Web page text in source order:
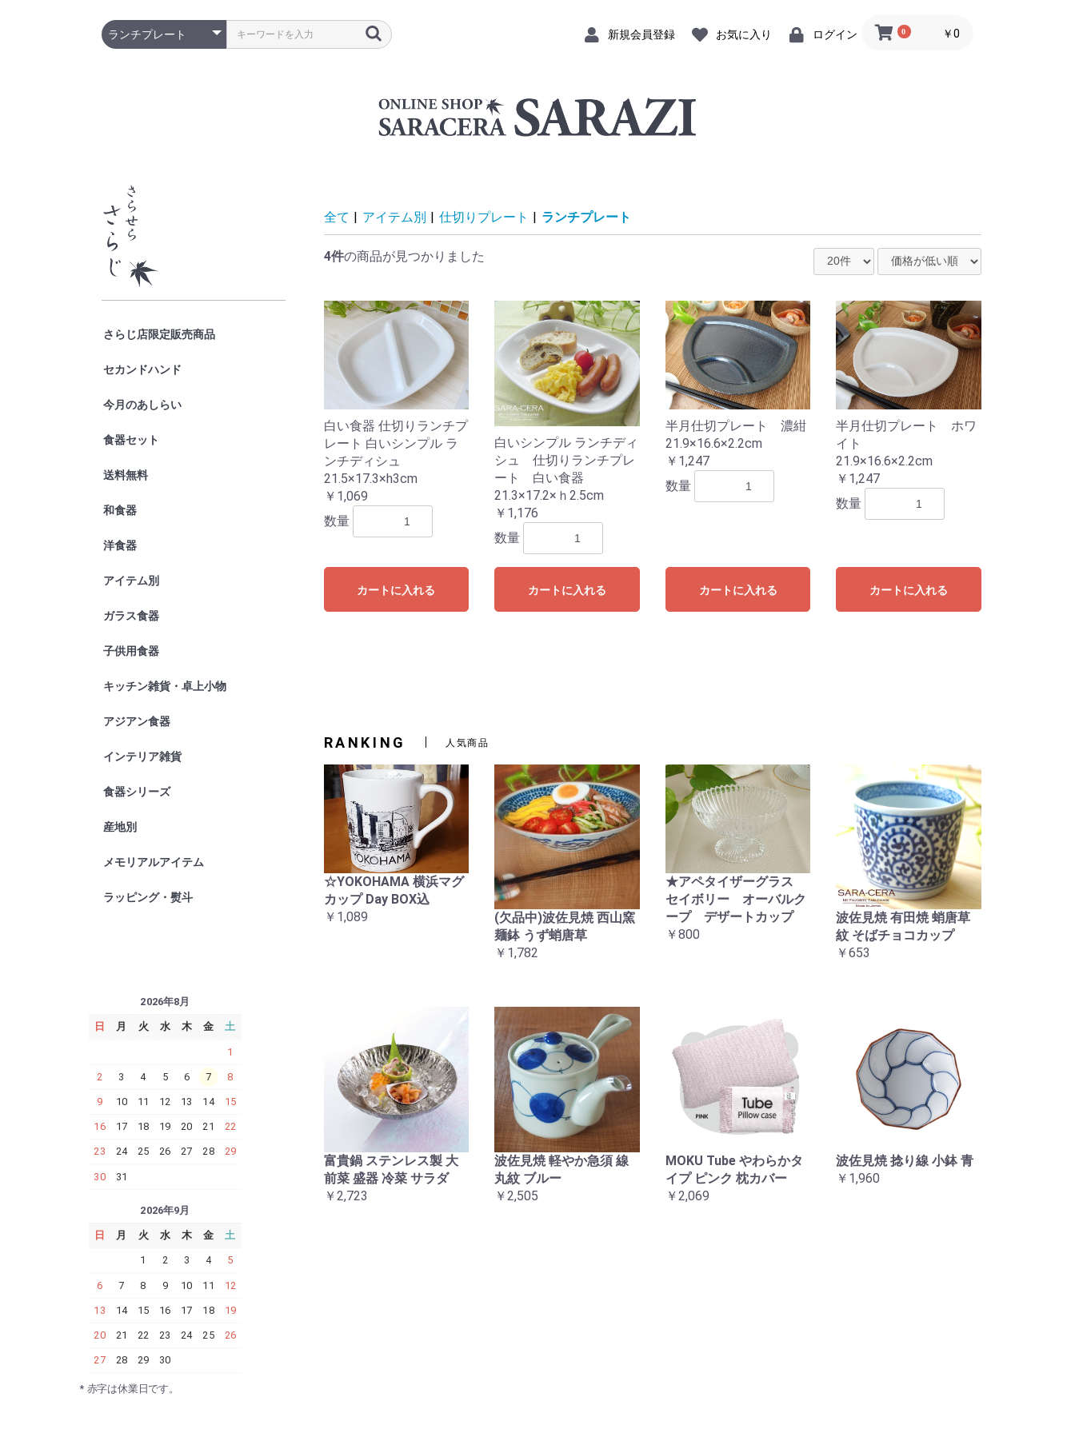
新規会員登録 お気に入り ログイン 0 ￥0
さらじ店限定販売商品
セカンドハンド
今月のあしらい
食器セット
送料無料
和食器 小皿
中皿
大皿
小鉢
中鉢
大鉢
洋食器 小皿
中皿
大皿
小
中
大
アイテム別
ガラス食器 グラス・タンブラー
ワイングラス
鉢・ボール
カフェアイテム
卓上小物
ギフト
子供用食器
キッチン雑貨・卓上小物
アジアン食器
インテリア雑貨
食器シリーズ TUBEシリーズ
94シリーズ
ジェノバ
オーランド
藍ブルーロマンス
しのぎかすみ
産地別 波佐見焼
琉球ガラス
メモリアルアイテム
ラッピング・熨斗
2026年8月
日 月 火 水 木 金 土
1
2 3 4 5 6 7 8
9 10 11 12 13 14 15
16 17 18 19 20 21 22
23 24 25 26 27 28 29
30 31
2026年9月
日 月 火 水 木 金 土
1 2 3 4 5
6 7 8 9 10 11 12
13 14 15 16 17 18 19
20 21 22 23 24 25 26
27 28 29 30
* 赤字は休業日です。
全て | アイテム別 | 仕切りプレート | ランチプレート
4件の商品が見つかりました
白い食器 仕切りランチプ
レート 白いシンプル ラ
ンチディシュ
21.5×17.3×h3cm
￥1,069
数量
カートに入れる
白いシンプル ランチディ
シュ 仕切りランチプレ
ート 白い食器
21.3×17.2×ｈ2.5cm
￥1,176
数量
カートに入れる
半月仕切プレート 濃紺
21.9×16.6×2.2cm
￥1,247
数量
カートに入れる
半月仕切プレート ホワ
イト
21.9×16.6×2.2cm
￥1,247
数量
カートに入れる
RANKING 人気商品
☆YOKOHAMA 横浜マグ
カップ Day BOX込
￥1,089
(欠品中)波佐見焼 西山窯
麺鉢 うず蛸唐草
￥1,782
★アペタイザーグラス
セイボリー オーバルク
ープ デザートカップ
￥800
波佐見焼 有田焼 蛸唐草
紋 そばチョコカップ
￥653
富貴鍋 ステンレス製 大
前菜 盛器 冷菜 サラダ
￥2,723
波佐見焼 軽やか急須 線
丸紋 ブルー
￥2,505
MOKU Tube やわらかタ
イプ ピンク 枕カバー
￥2,069
波佐見焼 捻り線 小鉢 青
￥1,960